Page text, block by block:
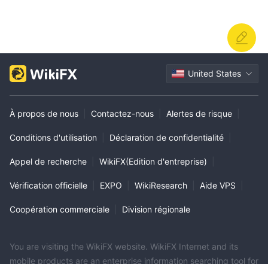
United States
À propos de nous Contactez-nous Alertes de risque
Conditions d'utilisation Déclaration de confidentialité
Appel de recherche WikiFX(Edition d'entreprise)
Vérification officielle EXPO WikiResearch Aide VPS
Coopération commerciale Division régionale
You are visiting the WikiFX website. WikiFX Internet and its
mobile products are an enterprise information searching tool for